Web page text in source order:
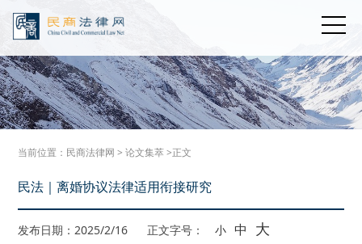
当前位置： 民商法律网 >论文集萃>正文
民法｜离婚协议法律适用衔接研究
发布日期：2025/2/16 正文字号： 小 中 大